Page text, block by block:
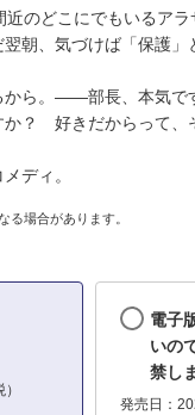
のどこにでもいるアラ
朝、気づけば「保護」
から。――部長、本気で
か？ 好きだからって、
ディ。
場合があります。
電子
いの
禁し
発売日：